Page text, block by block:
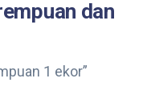
dan
1 ekor”